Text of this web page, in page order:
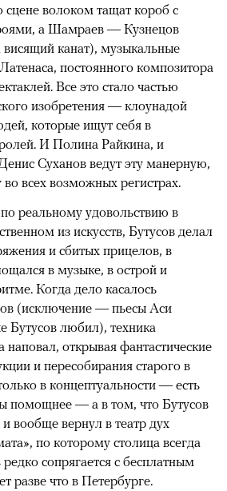
сцене волоком тащат короб с
а Шамраев — Кузнецов
висящий канат), музыкальные
постоянного композитора
Все это стало частью
изобретения — клоунадой
которые ищут себя в
И Полина Райкина, и
Суханов ведут эту манерную,
всех возможных регистрах.
реальному удовольствию в
из искусств, Бутусов делал
и сбитых прицелов, в
в музыке, в острой и
Когда дело касалось
(исключение — пьесы Аси
Бутусов любил), техника
открывая фантастические
и пересобирания старого в
в концептуальности — есть
помощнее — а в том, что Бутусов
вообще вернул в театр дух
по которому столица всегда
сопрягается с бесплатным
разве что в Петербурге.